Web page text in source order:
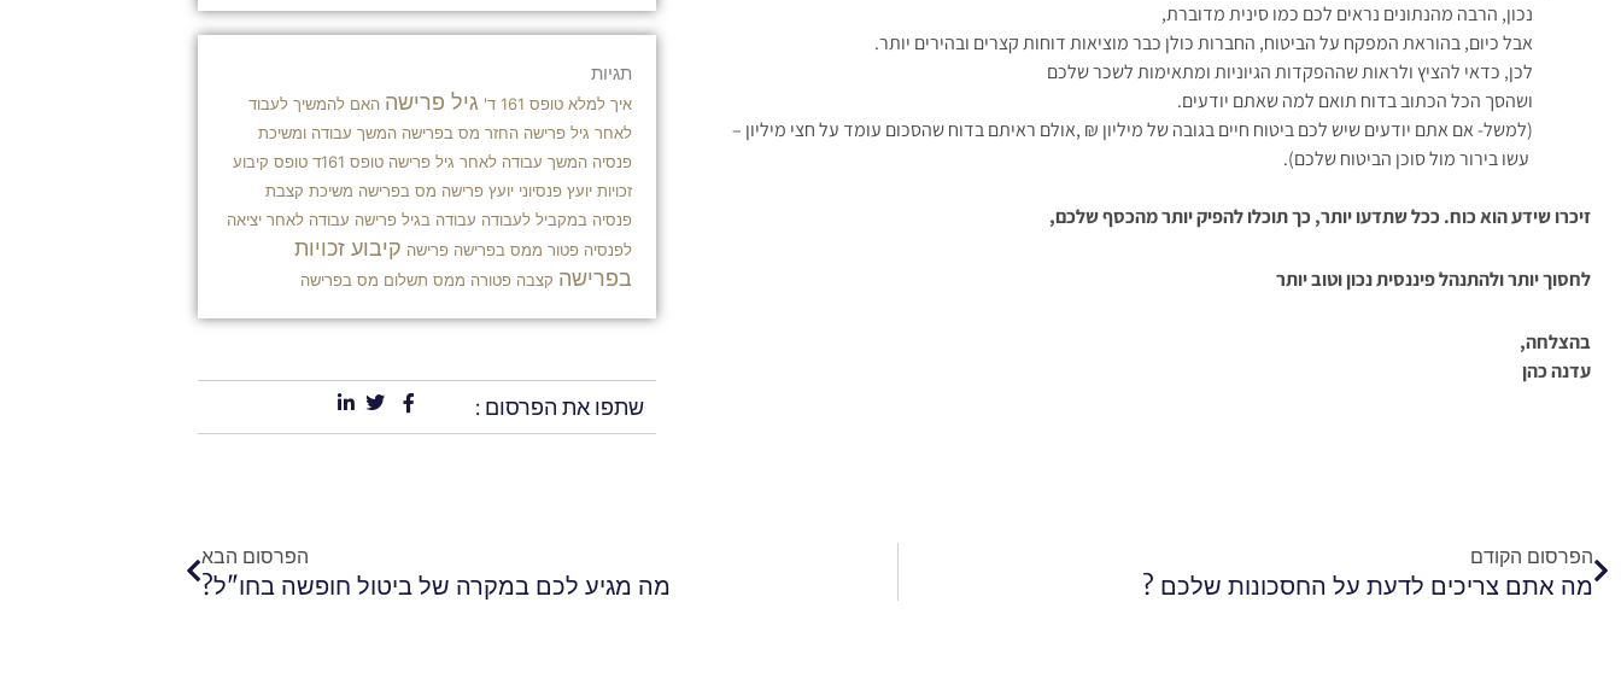
נכון, הרבה מהנתונים נראים לכם כמו סינית מדוברת,
אבל כיום, בהוראת המפקח על הביטוח, החברות כולן כבר מוציאות דוחות קצרים ובהירים יותר.
לכן, כדאי להציץ ולראות שההפקדות הגיוניות ומתאימות לשכר שלכם
ושהסך הכל הכתוב בדוח תואם למה שאתם יודעים.
(למשל- אם אתם יודעים שיש לכם ביטוח חיים בגובה של מיליון ₪ ,אולם ראיתם בדוח שהסכום עומד על חצי מיליון –
עשו בירור מול סוכן הביטוח שלכם).
זיכרו שידע הוא כוח. ככל שתדעו יותר, כך תוכלו להפיק יותר מהכסף שלכם,
לחסוך יותר ולהתנהל פיננסית נכון וטוב יותר
בהצלחה,
עדנה כהן
תגיות
איך למלא טופס 161 ד' גיל פרישה האם להמשיך לעבוד
לאחר גיל פרישה החזר מס בפרישה המשך עבודה ומשיכת
פנסיה המשך עבודה לאחר גיל פרישה טופס 161ד
טופס קיבוע
זכויות יועץ פנסיוני יועץ פרישה מס בפרישה משיכת קצבת
פנסיה במקביל לעבודה עבודה בגיל פרישה עבודה לאחר יציאה
לפנסיה פטור ממס בפרישה פרישה קיבוע זכויות
בפרישה קצבה פטורה ממס תשלום מס בפרישה
שתפו את הפרסום :
הפרסום הקודם
מה אתם צריכים לדעת על החסכונות שלכם ?
הפרסום הבא
מה מגיע לכם במקרה של ביטול חופשה בחו"ל?